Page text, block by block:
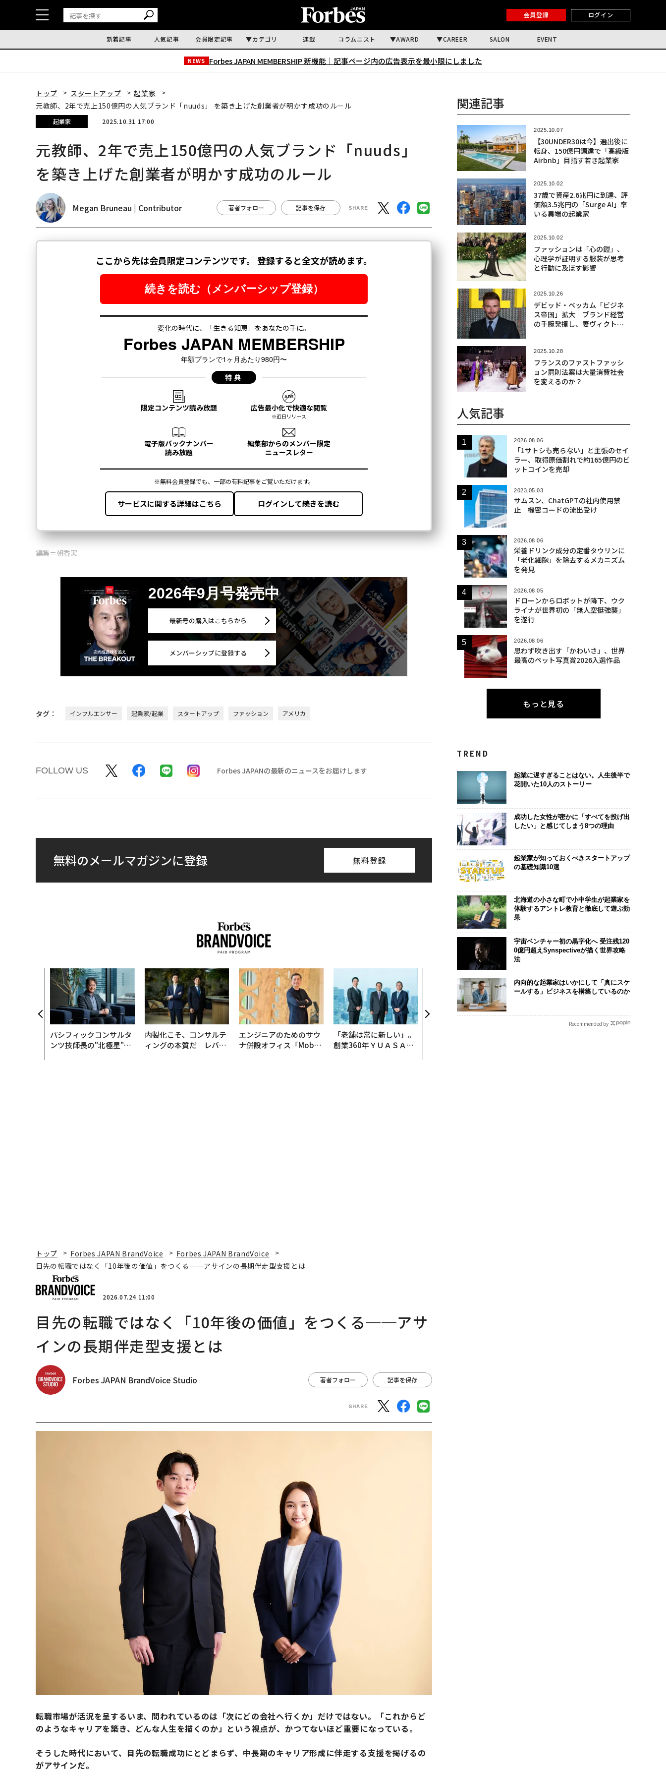
会員登録 ログイン
新着記事 人気記事 会員限定記事 カテゴリ 連載 コラムニスト AWARD CAREER SALON EVENT
NEWS Forbes JAPAN MEMBERSHIP 新機能｜ 記事ページ内の広告表示を最小限にしました
トップ スタートアップ
起業家
元教師、2年で売上150億円の人気ブランド「nuuds」 を築き上げた創業者が明かす成功のルール
起業家 2025.10.31 17:00
元教師、2年で売上150億円の人気ブランド「nuuds」
を築き上げた創業者が明かす成功のルール
Megan Bruneau | Contributor 著者フォロー 記事を保存
編集＝朝香実
2026年9月号発売中
最新号の購入はこちらから
メンバーシップに登録する
タグ： インフルエンサー 起業家/起業 スタートアップ ファッション アメリカ
FOLLOW US Forbes JAPANの最新のニュースをお届けします
無料のメールマガジンに登録 無料登録
パシフィックコンサルタ
ンツ技師長の"北極星"。
内製化こそ、コンサルテ
ィングの本質だ レバレ
エンジニアのためのサウ
ナ併設オフィス「Mobiu
「老舗は常に新しい」。
創業360年ＹＵＡＳＡと
「コンディション」が成
果を左右する――「BAKUN
E」のTENTIALが支える
「挑戦者の明日」
挑戦は個から始まり、共
創によって加速する NOR
伝統を礎に、
義する 125
関連記事
2025.10.07
【30UNDER30は今】選出後に
転身、150億円調達で「高級版
Airbnb」目指す若き起業家
2025.10.02
37歳で資産2.6兆円に到達、評
価額3.5兆円の「Surge AI」率
いる異端の起業家
2025.10.02
ファッションは「心の鎧」、
心理学が証明する服装が思考
と行動に及ぼす影響
2025.10.26
デビッド・ベッカム「ビジネ
ス帝国」拡大 ブランド経営
の手腕発揮し、妻ヴィクトリ
2025.10.28
フランスのファストファッシ
ョン罰則法案は大量消費社会
を変えるのか？
人気記事
2026.08.06
「1サトシも売らない」と主張のセイ
ラー、取得原価割れで約165億円のビ
ットコインを売却
2023.05.03
サムスン、ChatGPTの社内使用禁
止 機密コードの流出受け
2026.08.06
栄養ドリンク成分の定番タウリンに
「老化細胞」を除去するメカニズム
を発見
2026.08.05
ドローンからロボットが降下、ウク
ライナが世界初の「無人空挺強襲」
を遂行
2026.08.06
思わず吹き出す「かわいさ」、世界
最高のペット写真賞2026入選作品
もっと見る
TREND
起業に遅すぎることはない。人生後半で
花開いた10人のストーリー
成功した女性が密かに「すべてを投げ出
したい」と感じてしまう8つの理由
起業家が知っておくべきスタートアップ
の基礎知識10選
北海道の小さな町で小中学生が起業家を
体験するアントレ教育と徹底して遊ぶ効
果
宇宙ベンチャー初の黒字化へ 受注残120
0億円超えSynspectiveが描く世界攻略
法
内向的な起業家はいかにして「真にスケ
ールする」ビジネスを構築しているのか
Recommended by
トップ Forbes JAPAN BrandVoice
Forbes JAPAN BrandVoice
目先の転職ではなく「10年後の価値」をつくる──アサインの長期伴走型支援とは
2026.07.24 11:00
目先の転職ではなく「10年後の価値」をつくる──アサ
インの長期伴走型支援とは
Forbes JAPAN BrandVoice Studio 著者フォロー 記事を保存
転職市場が活況を呈するいま、問われているのは「次にどの会社へ行くか」だけではない。「これからど
のようなキャリアを築き、どんな人生を描くのか」という視点が、かつてないほど重要になっている。
そうした時代において、目先の転職成功にとどまらず、中長期のキャリア形成に伴走する支援を掲げるの
がアサインだ。